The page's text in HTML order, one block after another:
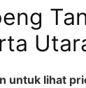
untuk lihat